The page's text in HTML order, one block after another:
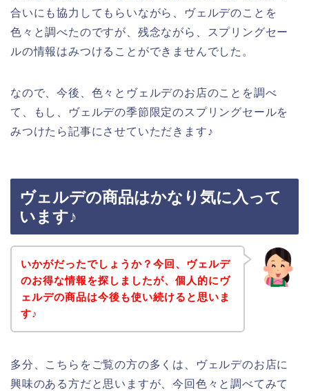
合いにも協力してもらいながら、ヴェルデのことを
色々と調べたのですが、残念ながら、スプリングセー
ルの情報はみつけることができませんでした。
なので、今後、色々とヴェルデのお店のことを調べ
て、もし、ヴェルデの季節限定のスプリングセールを
みつけたら記事にさせていただきます♪
ヴェルデの商品はかなり気に入って
います♪
いかがだったでしょうか？今回、ヴェルデ
のお得な情報を探しましたが、個人的にヴ
ェルデの商品は今後も使い続けると思いま
す♪
多分、こちらをご覧の方の多くは、ヴェルデのお店に
興味のある方だと思いますが、今回色々と調べてみて